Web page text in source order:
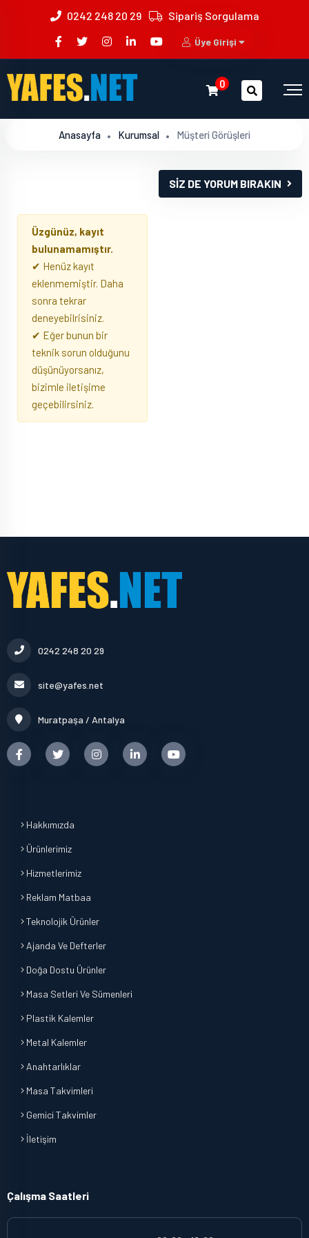
0242 248 20 29 Sipariş Sorgulama
Üye Girişi
0
Anasayfa Kurumsal Müşteri Görüşleri
SİZ DE YORUM BIRAKIN
Üzgünüz, kayıt
bulunamamıştır.
✔ Henüz kayıt
eklenmemiştir. Daha
sonra tekrar
deneyebilrisiniz.
✔ Eğer bunun bir
teknik sorun olduğunu
düşünüyorsanız,
bizimle iletişime
geçebilirsiniz.
0242 248 20 29
site@yafes.net
Muratpaşa / Antalya
Hakkımızda
Ürünlerimiz
Hizmetlerimiz
Reklam Matbaa
Teknolojik Ürünler
Ajanda Ve Defterler
Doğa Dostu Ürünler
Masa Setleri Ve Sümenleri
Plastik Kalemler
Metal Kalemler
Anahtarlıklar
Masa Takvimleri
Gemici Takvimler
İletişim
Çalışma Saatleri